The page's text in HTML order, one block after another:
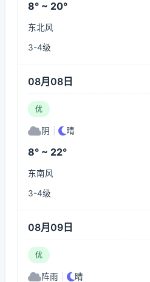
8° ~ 20°
东北风
3-4级
08月08日
优
阴 晴
8° ~ 22°
东南风
3-4级
08月09日
优
阵雨 晴